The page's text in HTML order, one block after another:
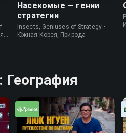
Насекомые — гении
стратегии
Insects, Geniuses of Strategy •
Южная Корея, Природа